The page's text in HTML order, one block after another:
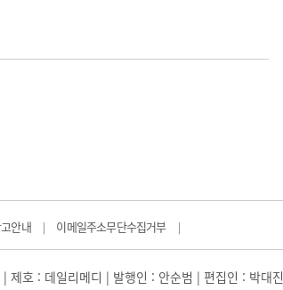
안내 | 이메일주소무단수집거부 |
호 : 데일리메디 | 발행인 : 안순범 | 편집인 : 박대진